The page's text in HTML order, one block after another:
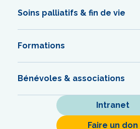
Soins palliatifs & fin de vie
Formations
Bénévoles & associations
Intranet
Faire un don